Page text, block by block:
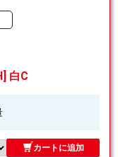
白C
カートに追加